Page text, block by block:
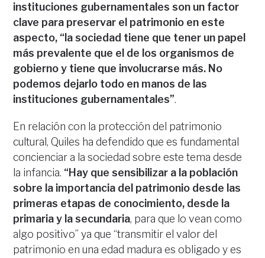
instituciones gubernamentales son un factor
clave para preservar el patrimonio en este
aspecto, “la sociedad tiene que tener un papel
más prevalente que el de los organismos de
gobierno y tiene que involucrarse más. No
podemos dejarlo todo en manos de las
instituciones gubernamentales”.
En relación con la protección del patrimonio
cultural, Quiles ha defendido que es fundamental
concienciar a la sociedad sobre este tema desde
la infancia. “Hay que sensibilizar a la población
sobre la importancia del patrimonio desde las
primeras etapas de conocimiento, desde la
primaria y la secundaria, para que lo vean como
algo positivo” ya que “transmitir el valor del
patrimonio en una edad madura es obligado y es